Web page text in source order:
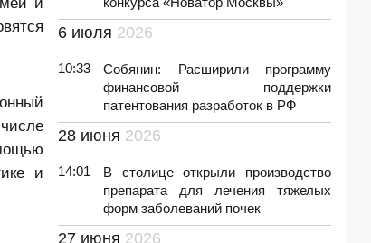
и
6 июля 2026
10:33
Собянин: Расширили программу
финансовой поддержки
патентования разработок в РФ
28 июня 2026
14:01
В столице открыли производство
препарата для лечения тяжелых
форм заболеваний почек
27 июня 2026